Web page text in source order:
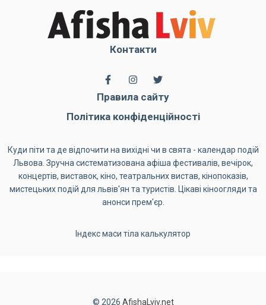
Контакти
Правила сайту
Політика конфіденційності
Куди піти та де відпочити на вихідні чи в свята - календар подій
Львова. Зручна систематизована афіша фестивалів, вечірок,
концертів, виставок, кіно, театральних вистав, кінопоказів,
мистецьких подій для львів'ян та туристів. Цікаві кіноогляди та
анонси прем'єр.
Індекс маси тіла калькулятор
© 2026 AfishaLviv.net